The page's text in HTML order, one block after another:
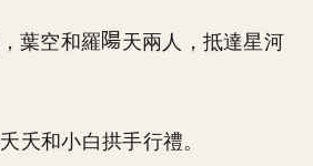
葉空和羅
天兩人，抵達星河
夭和小白拱手行禮。